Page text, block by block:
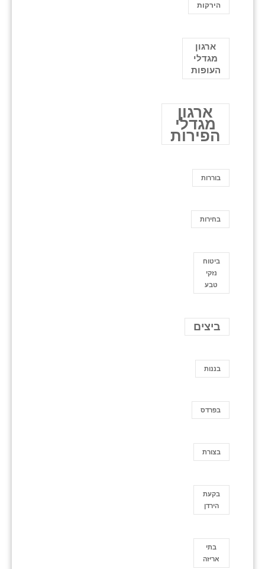
הירקות
ארגון
מגדלי
העופות
ארגון
מגדלי
הפירות
בוררות
בחירות
ביטוח
נזקי
טבע
ביצים
בננות
בפרדס
בצורת
בקעת
הירדן
בתי
אריזה